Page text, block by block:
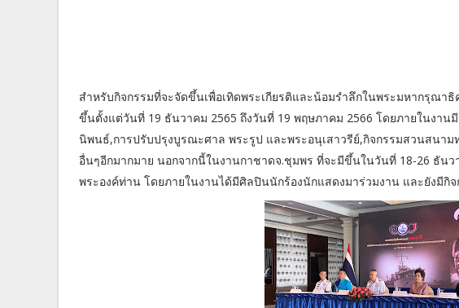
สำหรับกิจกรรมที่จะจัดขึ้นเพื่อเทิดพระเกียรติและน้อมรำลึกในพระมหากรุณา
ขึ้นตั้งแต่วันที่ 19 ธันวาคม 2565 ถึงวันที่ 19 พฤษภาคม 2566 โดยภายในงาน
นิพนธ์,การปรับปรุงบูรณะศาล พระรูป และพระอนุเสาวรีย์,กิจกรรมสวนสนาม
อื่นๆอีกมากมาย นอกจากนี้ในงานกาชาดจ.ชุมพร ที่จะมีขึ้นในวันที่ 18-26 ธันว
พระองค์ท่าน โดยภายในงานได้มีศิลปินนักร้องนักแสดงมาร่วมงาน และยังมีกิ